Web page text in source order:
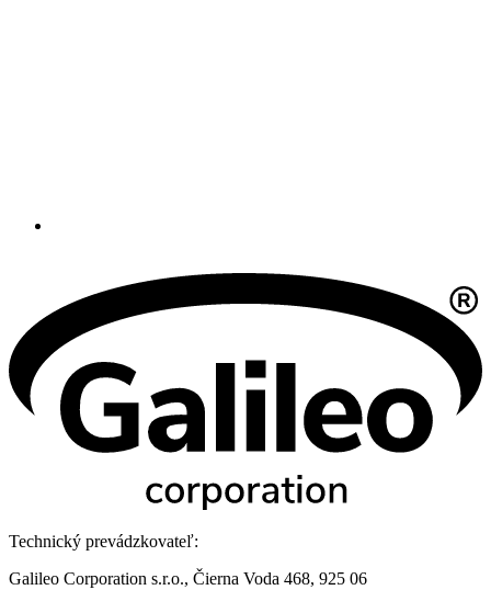
Technický prevádzkovateľ:
Galileo Corporation s.r.o., Čierna Voda 468, 925 06